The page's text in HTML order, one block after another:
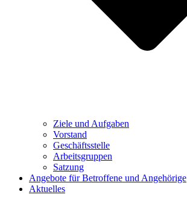
Ziele und Aufgaben
Vorstand
Geschäftsstelle
Arbeitsgruppen
Satzung
Angebote für Betroffene und Angehörige
Aktuelles